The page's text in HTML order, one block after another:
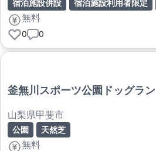
宿泊施設併設 宿泊施設利用者限定
無料
0 0
釜無川スポーツ公園ドッグラン
山梨県甲斐市
公園 天然芝
無料